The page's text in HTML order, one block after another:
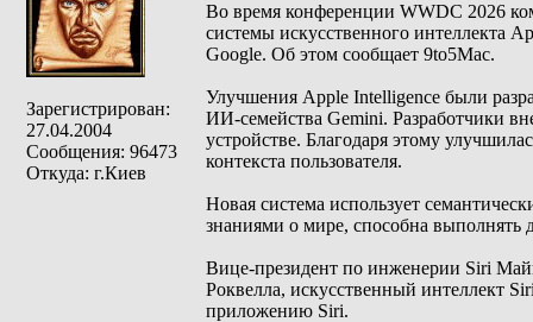
Зарегистрирован:
27.04.2004
Сообщения: 96473
Откуда: г.Киев
Во время конференции WWDC 2026
системы искусственного интеллекта
Google. Об этом сообщает 9to5Mac.
Улучшения Apple Intelligence были
ИИ-семейства Gemini. Разработчики
устройстве. Благодаря этому
контекста пользователя.
Новая система использует
знаниями о мире, способна выполнять
Вице-президент по инженерии Siri
Роквелла, искусственный интеллект
приложению Siri.